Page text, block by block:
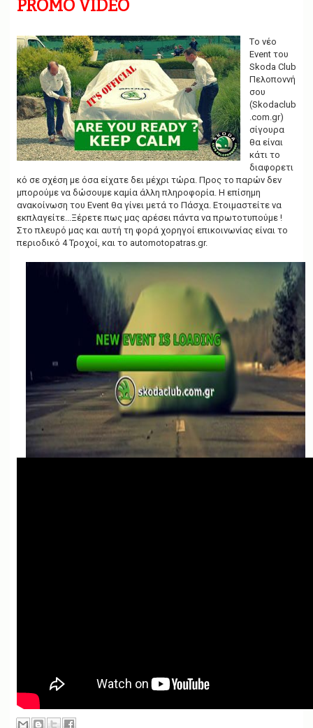
i
o
n
PROMO VIDEO
Tο νέο
Event του
Skoda Club
Πελοποννή
σου
(Skodaclub
.com.gr)
σίγουρα
θα είναι
κάτι το
διαφορετι
κό σε σχέση με όσα είχατε δει μέχρι τώρα. Προς το παρών δεν
μπορούμε να δώσουμε καμία άλλη πληροφορία. Η επίσημη
ανακοίνωση του Event θα γίνει μετά το Πάσχα. Ετοιμαστείτε να
εκπλαγείτε...Ξέρετε πως μας αρέσει πάντα να πρωτοτυπούμε !
Στο πλευρό μας και αυτή τη φορά χορηγοί επικοινωνίας είναι το
περιοδικό 4 Τροχοί, και το automotopatras.gr.